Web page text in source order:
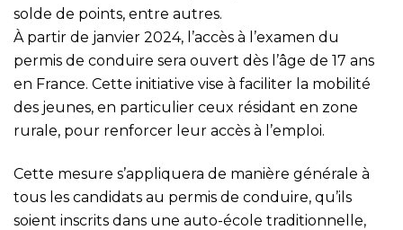
solde de points, entre autres.
À partir de janvier 2024, l’accès à l’examen du
permis de conduire sera ouvert dès l’âge de 17 ans
en France. Cette initiative vise à faciliter la mobilité
des jeunes, en particulier ceux résidant en zone
rurale, pour renforcer leur accès à l’emploi.
Cette mesure s’appliquera de manière générale à
tous les candidats au permis de conduire, qu’ils
soient inscrits dans une auto-école traditionnelle,